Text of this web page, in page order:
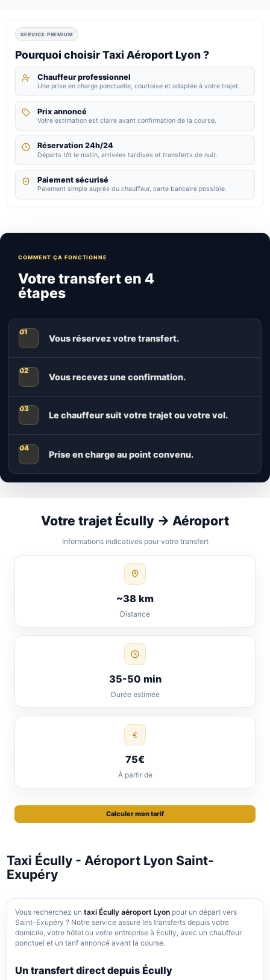
SERVICE PREMIUM
Pourquoi choisir Taxi Aéroport Lyon ?
Chauffeur professionnel
Une prise en charge ponctuelle, courtoise et adaptée à votre trajet.
Prix annoncé
Votre estimation est claire avant confirmation de la course.
Réservation 24h/24
Départs tôt le matin, arrivées tardives et transferts de nuit.
Paiement sécurisé
Paiement simple auprès du chauffeur, carte bancaire possible.
COMMENT ÇA FONCTIONNE
Votre transfert en 4
étapes
Vous réservez votre transfert.
Vous recevez une confirmation.
Le chauffeur suit votre trajet ou votre vol.
Prise en charge au point convenu.
Votre trajet Écully → Aéroport
Informations indicatives pour votre transfert
~38 km
Distance
35-50 min
Durée estimée
€
75€
À partir de
Calculer mon tarif
Taxi Écully - Aéroport Lyon Saint-
Exupéry
Vous recherchez untaxi Écully aéroport Lyon pour un départ vers
Saint-Exupéry ? Notre service assure les transferts depuis votre
domicile, votre hôtel ou votre entreprise à Écully, avec un chauffeur
ponctuel et un tarif annoncé avant la course.
Un transfert direct depuis Écully